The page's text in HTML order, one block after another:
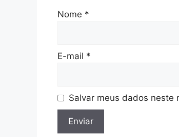
Nome *
E-mail *
Salvar meus dados neste